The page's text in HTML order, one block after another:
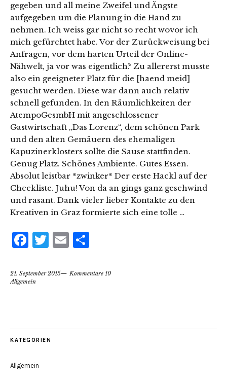
gegeben und all meine Zweifel und Ängste
aufgegeben um die Planung in die Hand zu
nehmen. Ich weiss gar nicht so recht wovor ich
mich gefürchtet habe. Vor der Zurückweisung bei
Anfragen, vor dem harten Urteil der Online-
Nähwelt, ja vor was eigentlich? Zu allererst musste
also ein geeigneter Platz für die [haend meid]
gesucht werden. Diese war dann auch relativ
schnell gefunden. In den Räumlichkeiten der
AtempoGesmbH mit angeschlossener
Gastwirtschaft „Das Lorenz“, dem schönen Park
und den alten Gemäuern des ehemaligen
Kapuzinerklosters sollte die Sause stattfinden.
Genug Platz. Schönes Ambiente. Gutes Essen.
Absolut leistbar *zwinker* Der erste Hackl auf der
Checkliste. Juhu! Von da an gings ganz geschwind
und rasant. Dank vieler lieber Kontakte zu den
Kreativen in Graz formierte sich eine tolle …
Facebook
Twitter
Email
21. September 2015
Kommentare 10
Allgemein
KATEGORIEN
Allgemein